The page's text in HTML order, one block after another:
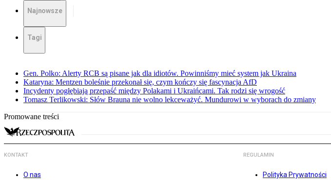
Najnowsze
Tagi
Gen. Polko: Alerty RCB są pisane jak dla idiotów. Powinniśmy mieć system jak Ukraina
Kataryna: Mentzen boleśnie przekonał się, czym kończy się fascynacja AfD
Incydenty pogłębiają przepaść między Polakami i Ukraińcami. Tak rodzi się wrogość
Tomasz Terlikowski: Słów Brauna nie wolno lekceważyć. Mundurowi w wyborach do zmiany
Promowane treści
KONTAKT
O nas
REGULAMIN
Polityka Prywatności